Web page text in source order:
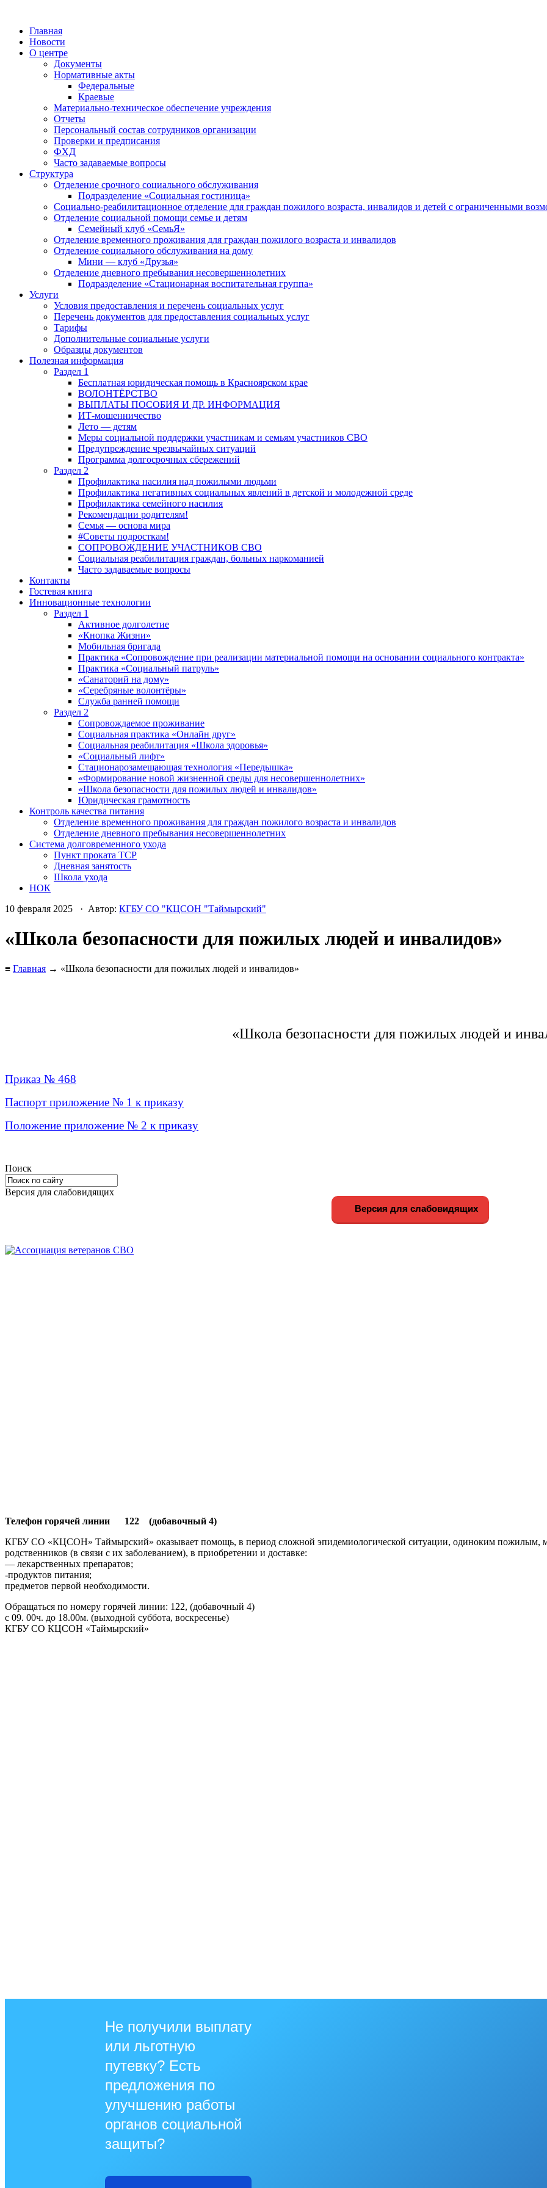
Главная
Новости
О центре
Документы
Нормативные акты
Федеральные
Краевые
Материально-техническое обеспечение учреждения
Отчеты
Персональный состав сотрудников организации
Проверки и предписания
ФХД
Часто задаваемые вопросы
Структура
Отделение срочного социального обслуживания
Подразделение «Социальная гостиница»
Социально-реабилитационное отделение для граждан пожилого возраста, инвалидов и детей с ограниченными
Отделение социальной помощи семье и детям
Семейный клуб «СемьЯ»
Отделение временного проживания для граждан пожилого возраста и инвалидов
Отделение социального обслуживания на дому
Мини — клуб «Друзья»
Отделение дневного пребывания несовершеннолетних
Подразделение «Стационарная воспитательная группа»
Услуги
Условия предоставления и перечень социальных услуг
Перечень документов для предоставления социальных услуг
Тарифы
Дополнительные социальные услуги
Образцы документов
Полезная информация
Раздел 1
Бесплатная юридическая помощь в Красноярском крае
ВОЛОНТЁРСТВО
ВЫПЛАТЫ ПОСОБИЯ И ДР. ИНФОРМАЦИЯ
ИТ-мошенничество
Лето — детям
Меры социальной поддержки участникам и семьям участников СВО
Предупреждение чрезвычайных ситуаций
Программа долгосрочных сбережений
Раздел 2
Профилактика насилия над пожилыми людьми
Профилактика негативных социальных явлений в детской и молодежной среде
Профилактика семейного насилия
Рекомендации родителям!
Семья — основа мира
#Советы подросткам!
СОПРОВОЖДЕНИЕ УЧАСТНИКОВ СВО
Социальная реабилитация граждан, больных наркоманией
Часто задаваемые вопросы
Контакты
Гостевая книга
Инновационные технологии
Раздел 1
Активное долголетие
«Кнопка Жизни»
Мобильная бригада
Практика «Сопровождение при реализации материальной помощи на основании социального контракта»
Практика «Социальный патруль»
«Санаторий на дому»
«Серебряные волонтёры»
Служба ранней помощи
Раздел 2
Сопровождаемое проживание
Социальная практика «Онлайн друг»
Социальная реабилитация «Школа здоровья»
«Социальный лифт»
Стационарозамещающая технология «Передышка»
«Формирование новой жизненной среды для несовершеннолетних»
«Школа безопасности для пожилых людей и инвалидов»
Юридическая грамотность
Контроль качества питания
Отделение временного проживания для граждан пожилого возраста и инвалидов
Отделение дневного пребывания несовершеннолетних
Система долговременного ухода
Пункт проката ТСР
Дневная занятость
Школа ухода
НОК
10 февраля 2025 · Автор: КГБУ СО "КЦСОН "Таймырский"
«Школа безопасности для пожилых людей и инвалидов»
≡ Главная → «Школа безопасности для пожилых людей и инвалидов»
«Школа безопасности для пожилых людей и
Приказ № 468
Паспорт приложение № 1 к приказу
Положение приложение № 2 к приказу
Поиск
Версия для слабовидящих
Версия для слабовидящих
Телефон горячей линии 122 (добавочный 4)
КГБУ СО «КЦСОН» Таймырский» оказывает помощь, в период сложной эпидемиологической ситуации, одиноким пожилым,
родственников (в связи с их заболеванием), в приобретении и доставке:
— лекарственных препаратов;
-продуктов питания;
предметов первой необходимости.
Обращаться по номеру горячей линии: 122, (добавочный 4)
с 09. 00ч. до 18.00м. (выходной суббота, воскресенье)
КГБУ СО КЦСОН «Таймырский»
Не получили выплату
или льготную
путевку? Есть
предложения по
улучшению работы
органов социальной
защиты?